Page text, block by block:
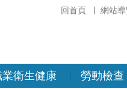
回首頁 網站導
業衛生健康 勞動檢查